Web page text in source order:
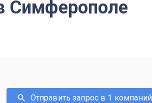
Симферополе
Отправить запрос в 1 компаний